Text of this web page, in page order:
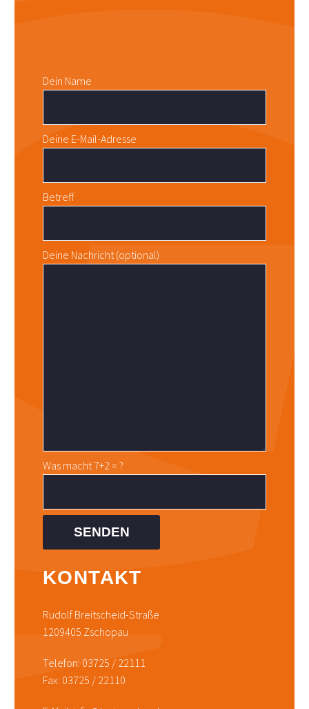
Dein Name
Deine E-Mail-Adresse
Betreff
Deine Nachricht (optional)
Was macht 7+2 = ?
KONTAKT
Rudolf Breitscheid-Straße
1209405 Zschopau
Telefon: 03725 / 22111
Fax: 03725 / 22110